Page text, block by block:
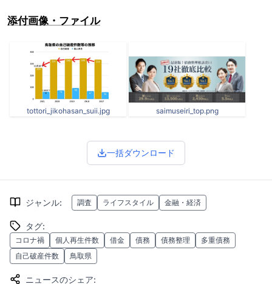
添付画像・ファイル
tottori_jikohasan_suii.jpg saimuseiri_top.png
一括ダウンロード
ジャンル: 調査 ライフスタイル 金融・経済
タグ:
コロナ禍 個人再生件数 借金 債務 債務整理
多重債務
自己破産件数
鳥取県
ニュースのシェア: